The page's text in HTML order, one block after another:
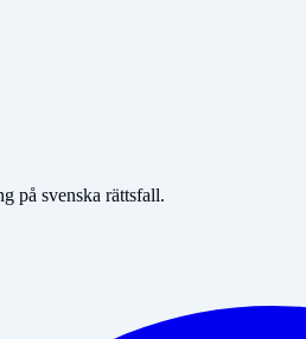
på svenska rättsfall.